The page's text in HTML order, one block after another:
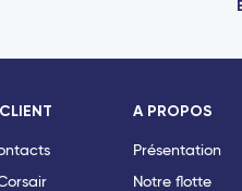
A PROPOS
Présentation
Notre flotte